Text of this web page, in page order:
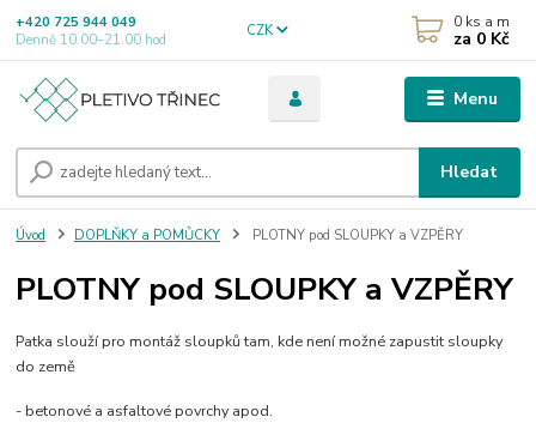
Menu
CZK
Hledat
+420 725 944 049
Denně 10.00–21.00 hod
0 ks a m
za 0 Kč
Úvod DOPLŇKY a POMŮCKY PLOTNY pod SLOUPKY a VZPĚRY
PLOTNY pod SLOUPKY a VZPĚRY
Patka slouží pro montáž sloupků tam, kde není možné zapustit sloupky
do země
- betonové a asfaltové povrchy apod.